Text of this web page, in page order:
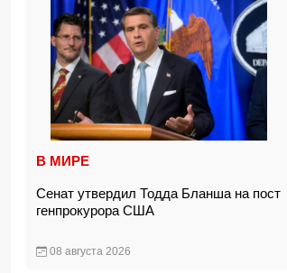
В МИРЕ
Сенат утвердил Тодда Бланша на пост
генпрокурора США
08 августа 2026